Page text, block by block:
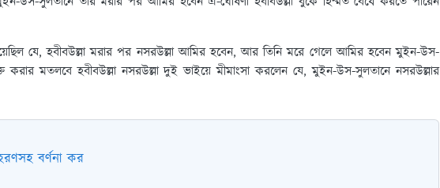
যে, হবীবউল্লা মরার পর নসরউল্লা আমির হবেন, আর তিনি মরে গেলে আমির হবেন মুইন-উস-
করার মতলবে হবীবউল্লা নসরউল্লা দুই ভাইয়ে মীমাংসা করলেন যে, মুইন-উস-সুলতানে নসরউল্লার
বর্ণনা কর